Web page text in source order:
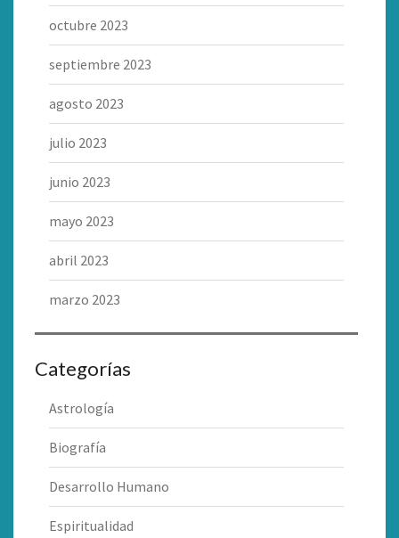
octubre 2023
septiembre 2023
agosto 2023
julio 2023
junio 2023
mayo 2023
abril 2023
marzo 2023
Categorías
Astrología
Biografía
Desarrollo Humano
Espiritualidad